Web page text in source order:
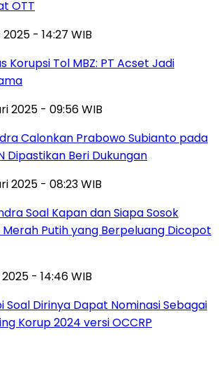
OTT
- 14:27 WIB
Korupsi Tol MBZ: PT Acset Jadi
2025 - 09:56 WIB
Calonkan Prabowo Subianto pada
Dipastikan Beri Dukungan
2025 - 08:23 WIB
Soal Kapan dan Siapa Sosok
Putih yang Berpeluang Dicopot
- 14:46 WIB
Soal Dirinya Dapat Nominasi Sebagai
Korup 2024 versi OCCRP